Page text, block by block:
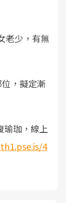
老少，有無
，擬定漸
瑜珈，線上
4